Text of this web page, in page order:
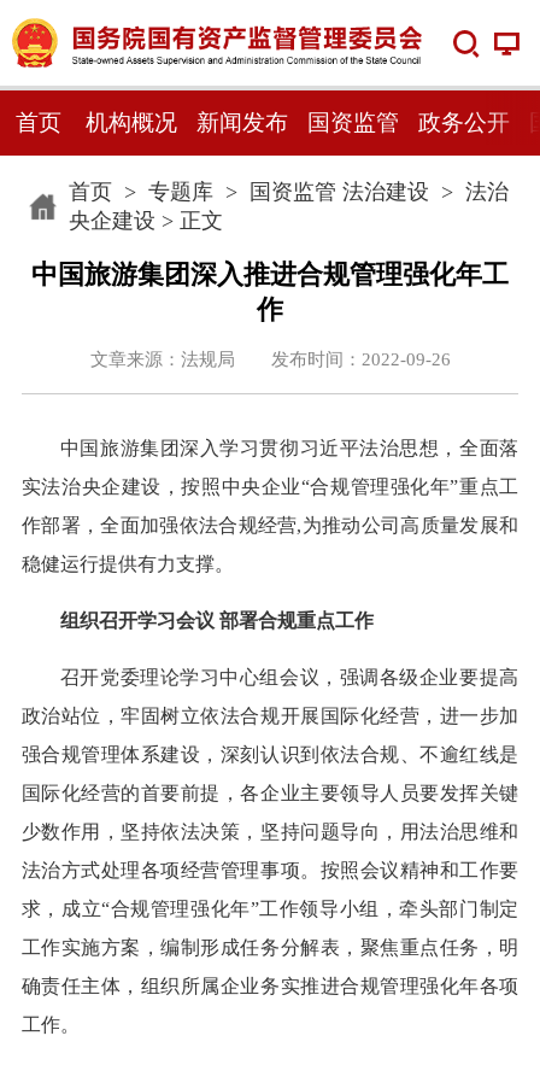
首页 机构概况 新闻发布 国资监管 政务公开
首页> 专题库> 国资监管 法治建设 > 法治
央企建设 > 正文
中国旅游集团深入推进合规管理强化年工
作
文章来源：法规局 发布时间：2022-09-26
中国旅游集团深入学习贯彻习近平法治思想，全面落
实法治央企建设，按照中央企业“合规管理强化年”重点工
作部署，全面加强依法合规经营,为推动公司高质量发展和
稳健运行提供有力支撑。
组织召开学习会议 部署合规重点工作
召开党委理论学习中心组会议，强调各级企业要提高
政治站位，牢固树立依法合规开展国际化经营，进一步加
强合规管理体系建设，深刻认识到依法合规、不逾红线是
国际化经营的首要前提，各企业主要领导人员要发挥关键
少数作用，坚持依法决策，坚持问题导向，用法治思维和
法治方式处理各项经营管理事项。按照会议精神和工作要
求，成立“合规管理强化年”工作领导小组，牵头部门制定
工作实施方案，编制形成任务分解表，聚焦重点任务，明
确责任主体，组织所属企业务实推进合规管理强化年各项
工作。